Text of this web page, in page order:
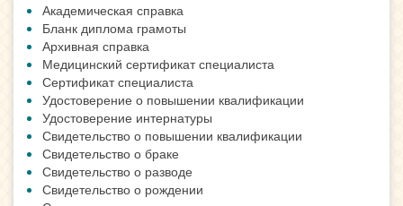
Академическая справка
Бланк диплома грамоты
Архивная справка
Медицинский сертификат специалиста
Сертификат специалиста
Удостоверение о повышении квалификации
Удостоверение интернатуры
Свидетельство о повышении квалификации
Свидетельство о браке
Свидетельство о разводе
Свидетельство о рождении